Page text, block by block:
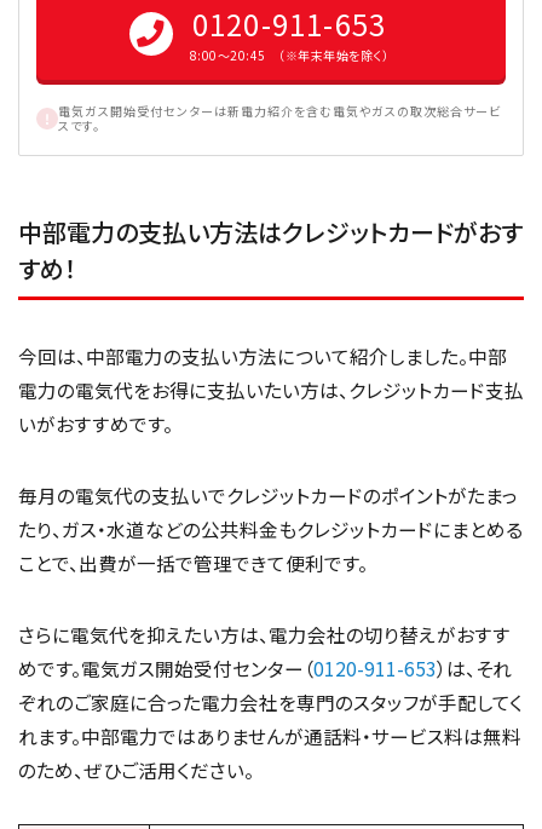
0120-911-653
8:00〜20:45 （※年末年始を除く）
電気ガス開始受付センターは新電力紹介を含む電気やガスの取次総合サービ
スです。
中部電力の支払い方法はクレジットカードがおす
すめ！
今回は、中部電力の支払い方法について紹介しました。中部
電力の電気代をお得に支払いたい方は、クレジットカード支払
いがおすすめです。
毎月の電気代の支払いでクレジットカードのポイントがたまっ
たり、ガス・水道などの公共料金もクレジットカードにまとめる
ことで、出費が一括で管理できて便利です。
さらに電気代を抑えたい方は、電力会社の切り替えがおすす
めです。電気ガス開始受付センター（0120-911-653）は、それ
ぞれのご家庭に合った電力会社を専門のスタッフが手配してく
れます。中部電力ではありませんが通話料・サービス料は無料
のため、ぜひご活用ください。